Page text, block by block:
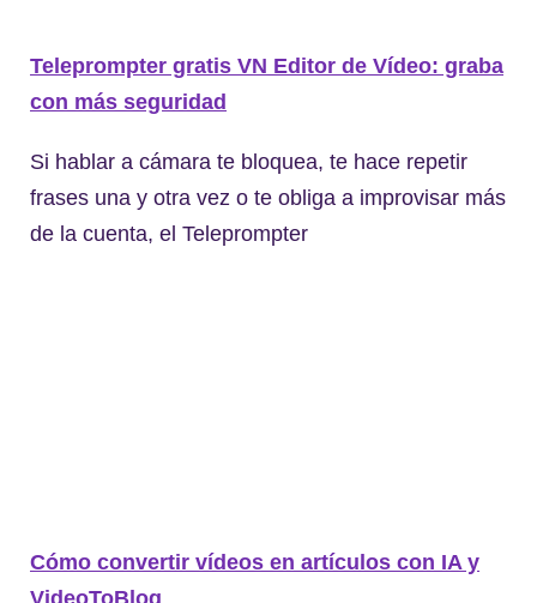
Teleprompter gratis VN Editor de Vídeo: graba
con más seguridad
Si hablar a cámara te bloquea, te hace repetir
frases una y otra vez o te obliga a improvisar más
de la cuenta, el Teleprompter
Cómo convertir vídeos en artículos con IA y
VideoToBlog